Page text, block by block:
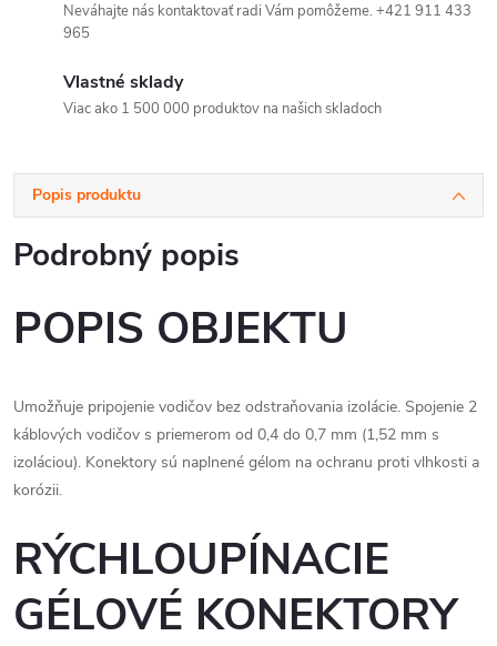
Neváhajte nás kontaktovať radi Vám pomôžeme. +421 911 433
965
Vlastné sklady
Viac ako 1 500 000 produktov na našich skladoch
Popis produktu
Podrobný popis
POPIS OBJEKTU
Umožňuje pripojenie vodičov bez odstraňovania izolácie. Spojenie 2
káblových vodičov s priemerom od 0,4 do 0,7 mm (1,52 mm s
izoláciou). Konektory sú naplnené gélom na ochranu proti vlhkosti a
korózii.
RÝCHLOUPÍNACIE
GÉLOVÉ KONEKTORY